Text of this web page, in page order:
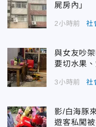
屍房內」
2小時前 社
與女友吵
要切水果
3小時前 社
影/白海豚
遊客私闖